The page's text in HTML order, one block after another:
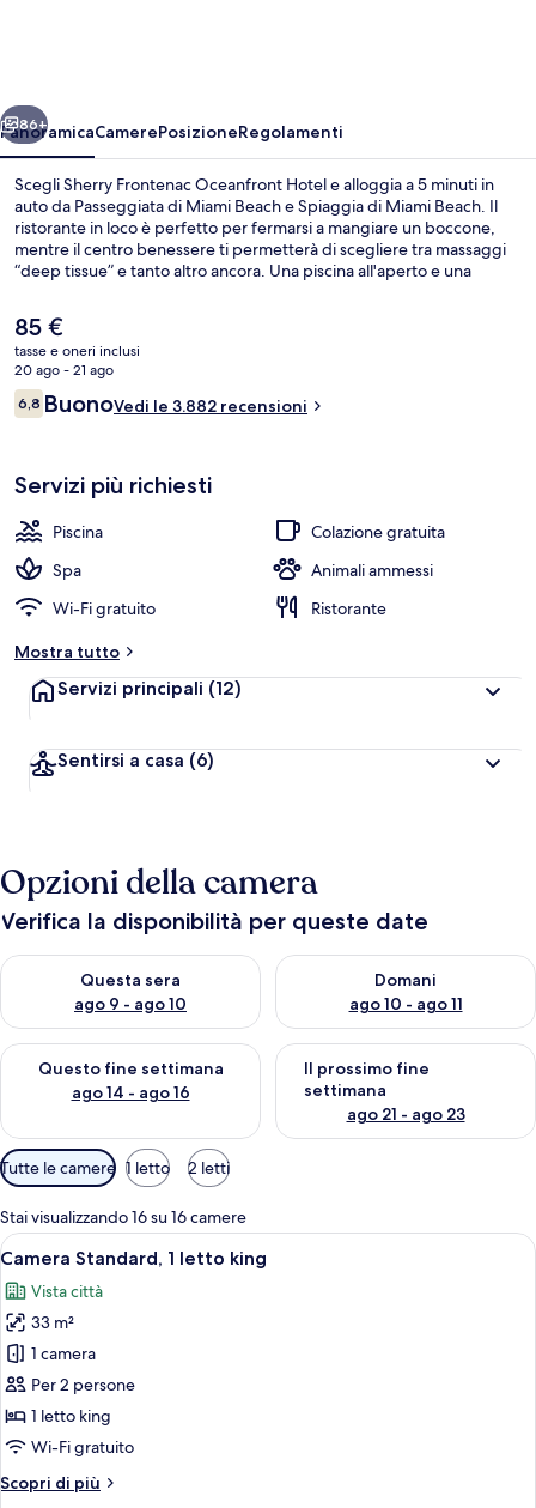
Avanti
86+
PanoramicaCamerePosizioneRegolamenti
Scegli Sherry Frontenac Oceanfront Hotel e alloggia a 5 minuti in
auto da Passeggiata di Miami Beach e Spiaggia di Miami Beach. Il
ristorante in loco è perfetto per fermarsi a mangiare un boccone,
mentre il centro benessere ti permetterà di scegliere tra massaggi
“deep tissue” e tanto altro ancora. Una piscina all'aperto e una
viaggiatori lodano la piscina e la spiaggia del posto.
Il
prezzo
attuale
è
85 €
85 €
tasse e oneri inclusi
20 ago - 21 ago
Recensioni
6,86,8 su 10
BuonoVedi le 3.882 recensioni
Servizi più richiesti
Piscina
Colazione gratuita
Spa
Animali ammessi
Wi-Fi gratuito
Ristorante
Mostra tutto
Servizi principali (12)
Sentirsi a casa (6)
Opzioni della camera
Verifica la disponibilità per queste date
Questa sera
ago 9 - ago 10
Verifica la disponibilità per questa sera, ago 9 - ago 10
Domani
ago 10 - ago 11
Verifica la disponibilità per
Questo fine settimana
ago 14 - ago 16
Verifica la disponibilità per questo fine settimana, ago 14 -
Il prossimo fine
settimana
ago 21 - ago 23
Verifica la disponibilità per il
Filtri
disponibili
per
le
camere
Tutte le camere 1 letto 2 letti
Stai visualizzando 16 su 16 camere
Apri
tutte
le
foto
per
Camera
Standard,
1
king
Camera d'albergo con letto,
6
Camera Standard, 1 letto king
Vista città
33 m²
1 camera
Per 2 persone
1 letto king
Wi-Fi gratuito
Scopri di più
Altri